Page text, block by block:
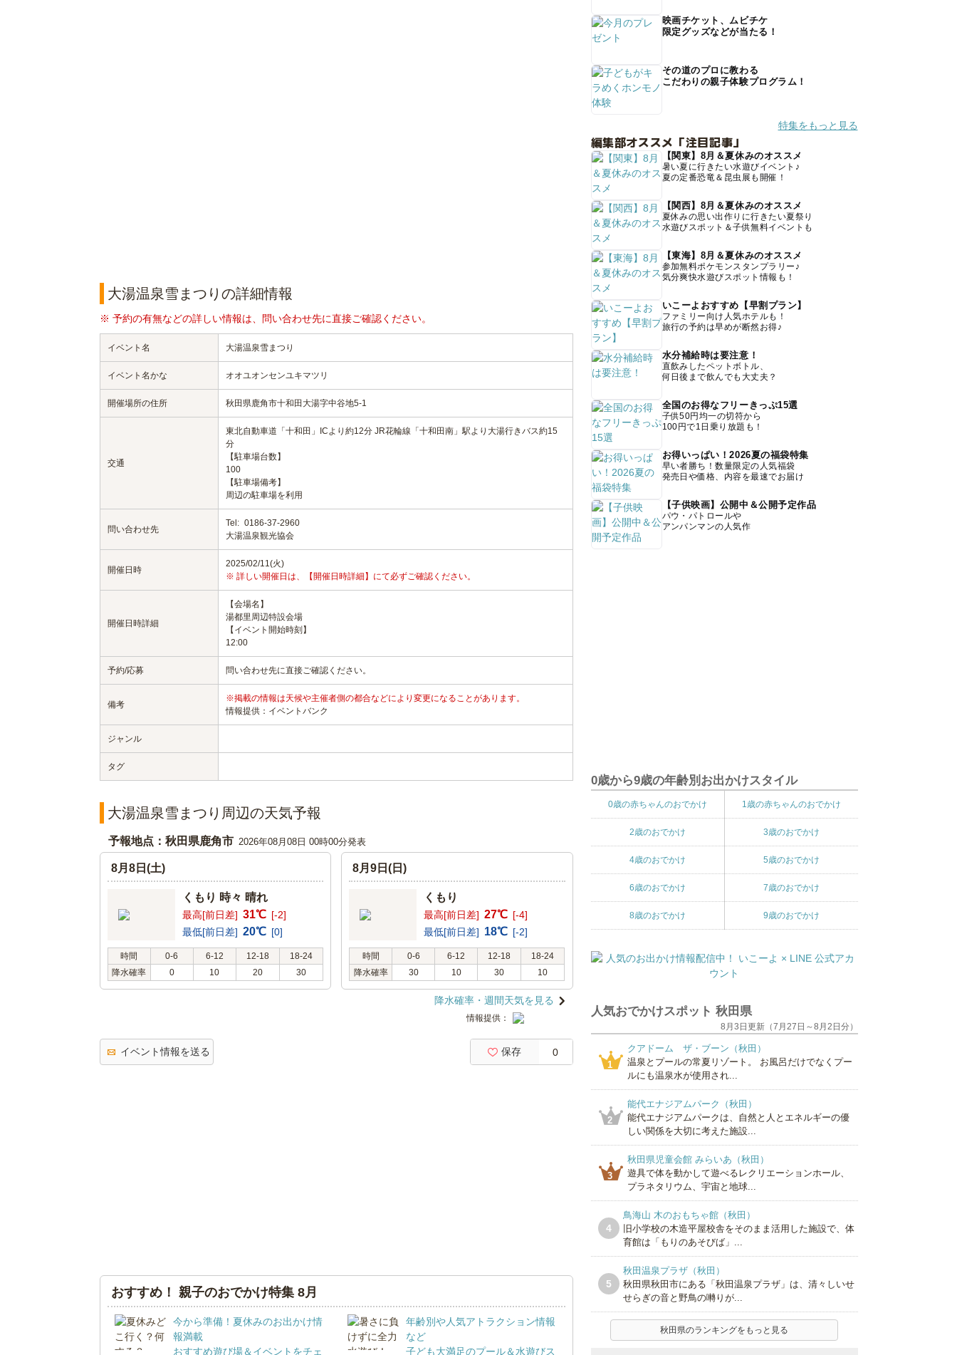
大湯温泉雪まつりの詳細情報
※ 予約の有無などの詳しい情報は、問い合わせ先に直接ご確認ください。
イベント名 大湯温泉雪まつり
イベント名かな オオユオンセンユキマツリ
開催場所の住所 秋田県鹿角市十和田大湯字中谷地5-1
交通
東北自動車道「十和田」ICより約12分 JR花輪線「十和田南」駅より大湯行きバス約15
分
【駐車場台数】
100
【駐車場備考】
周辺の駐車場を利用
問い合わせ先
Tel: 0186-37-2960
大湯温泉観光協会
開催日時
2025/02/11(火)
※ 詳しい開催日は、【開催日時詳細】にて必ずご確認ください。
開催日時詳細
【会場名】
湯都里周辺特設会場
【イベント開始時刻】
12:00
予約/応募 問い合わせ先に直接ご確認ください。
備考
※掲載の情報は天候や主催者側の都合などにより変更になることがあります。
情報提供：イベントバンク
ジャンル
タグ
大湯温泉雪まつり周辺の天気予報
予報地点：秋田県鹿角市 2026年08月08日 00時00分発表
8月8日(土)
くもり 時々 晴れ
最高[前日差] 31℃ [-2]
最低[前日差] 20℃ [0]
時間 0-6 6-12 12-18
18-24
降水確率
0 10 20 30
8月9日(日)
くもり
最高[前日差] 27℃ [-4]
最低[前日差] 18℃ [-2]
時間 0-6 6-12 12-18
18-24
降水確率
30 10 30 10
降水確率・週間天気を見る
情報提供：
イベント情報を送る 保存 0
おすすめ！ 親子のおでかけ特集 8月
今から準備！夏休みのお出かけ情
報満載
おすすめ遊び場＆イベントをチェ
年齢別や人気アトラクション情報
など
子ども大満足のプール＆水遊びス
映画チケット、ムビチケ
限定グッズなどが当たる！
その道のプロに教わる
こだわりの親子体験プログラム！
特集をもっと見る
編集部オススメ「注目記事」
【関東】8月＆夏休みのオススメ
暑い夏に行きたい水遊びイベント♪
夏の定番恐竜＆昆虫展も開催！
【関西】8月＆夏休みのオススメ
夏休みの思い出作りに行きたい夏祭り
水遊びスポット＆子供無料イベントも
【東海】8月＆夏休みのオススメ
参加無料ポケモンスタンプラリー♪
気分爽快水遊びスポット情報も！
いこーよおすすめ【早割プラン】
ファミリー向け人気ホテルも！
旅行の予約は早めが断然お得♪
水分補給時は要注意！
直飲みしたペットボトル、
何日後まで飲んでも大丈夫？
全国のお得なフリーきっぷ15選
子供50円均一の切符から
100円で1日乗り放題も！
お得いっぱい！2026夏の福袋特集
早い者勝ち！数量限定の人気福袋
発売日や価格、内容を最速でお届け
【子供映画】公開中＆公開予定作品
パウ・パトロールや
アンパンマンの人気作
0歳から9歳の年齢別お出かけスタイル
0歳の赤ちゃんのおでかけ 1歳の赤ちゃんのおでかけ
2歳のおでかけ 3歳のおでかけ
4歳のおでかけ 5歳のおでかけ
6歳のおでかけ 7歳のおでかけ
8歳のおでかけ 9歳のおでかけ
人気おでかけスポット 秋田県
8月3日更新（7月27日～8月2日分）
1
クアドーム ザ・ブーン（秋田）
温泉とプールの常夏リゾート。 お風呂だけでなくプー
ルにも温泉水が使用され...
2
能代エナジアムパーク（秋田）
能代エナジアムパークは、自然と人とエネルギーの優
しい関係を大切に考えた施設...
3
秋田県児童会館 みらいあ（秋田）
遊具で体を動かして遊べるレクリエーションホール、
プラネタリウム、宇宙と地球...
4
鳥海山 木のおもちゃ館（秋田）
旧小学校の木造平屋校舎をそのまま活用した施設で、体
育館は「もりのあそびば」...
5
秋田温泉プラザ（秋田）
秋田県秋田市にある「秋田温泉プラザ」は、清々しいせ
せらぎの音と野鳥の囀りが...
秋田県のランキングをもっと見る